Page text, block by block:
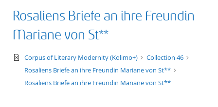
Rosaliens Briefe an ihre Freundin
Mariane von St**
text/xml
Corpus of Literary Modernity (Kolimo+)
Collection 46
Rosaliens Briefe an ihre Freundin Mariane von St**
Rosaliens Briefe an ihre Freundin Mariane von St**